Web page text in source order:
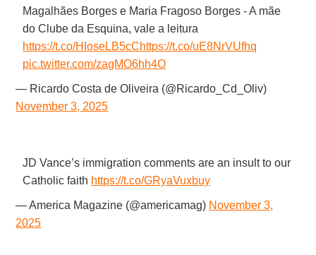
Magalhães Borges e Maria Fragoso Borges - A mãe
do Clube da Esquina, vale a leitura
https://t.co/HIoseLB5cChttps://t.co/uE8NrVUfhq
pic.twitter.com/zagMO6hh4O
— Ricardo Costa de Oliveira (@Ricardo_Cd_Oliv)
November 3, 2025
JD Vance’s immigration comments are an insult to our
Catholic faith https://t.co/GRyaVuxbuy
— America Magazine (@americamag) November 3,
2025